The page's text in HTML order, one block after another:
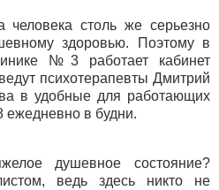
человека столь же серьезно
здоровью. Поэтому в
№3 работает кабинет
психотерапевты Дмитрий
в удобные для работающих
ежедневно в будни.
душевное состояние?
ведь здесь никто не